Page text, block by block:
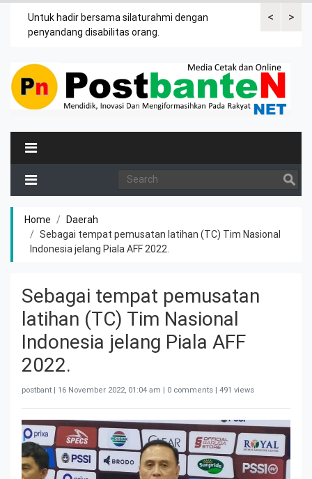
<
Untuk hadir bersama silaturahmi dengan
penyandang disabilitas orang.
Bupati>
Home
Daerah
Sebagai tempat pemusatan latihan (TC) Tim Nasional
Indonesia jelang Piala AFF 2022.
Sebagai tempat pemusatan
latihan (TC) Tim Nasional
Indonesia jelang Piala AFF
2022.
postbant | 16 November 2022, 01:04 am | 0 comments | 491 views